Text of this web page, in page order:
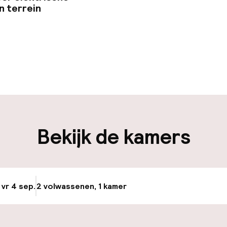
terrein
op eigen
Oplaadpunt
Bekijk de kamers
4 sep.2 volwassenen, 1 kamer